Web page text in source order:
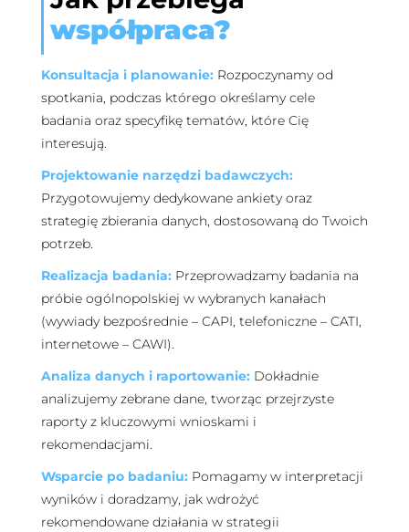
współpraca?
Konsultacja i planowanie: Rozpoczynamy od
spotkania, podczas którego określamy cele
badania oraz specyfikę tematów, które Cię
interesują.
Projektowanie narzędzi badawczych:
Przygotowujemy dedykowane ankiety oraz
strategię zbierania danych, dostosowaną do Twoich
potrzeb.
Realizacja badania: Przeprowadzamy badania na
próbie ogólnopolskiej w wybranych kanałach
(wywiady bezpośrednie – CAPI, telefoniczne – CATI,
internetowe – CAWI).
Analiza danych i raportowanie: Dokładnie
analizujemy zebrane dane, tworząc przejrzyste
raporty z kluczowymi wnioskami i
rekomendacjami.
Wsparcie po badaniu: Pomagamy w interpretacji
wyników i doradzamy, jak wdrożyć
rekomendowane działania w strategii